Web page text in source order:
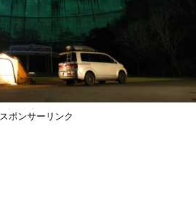
スポンサーリンク